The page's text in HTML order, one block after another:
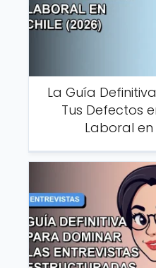
La Guía
Tus Defectos
Laboral en